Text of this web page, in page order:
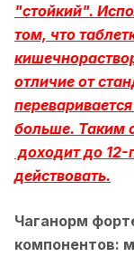
"стойкий".
том, что
отличие от
больше. Таким
доходит до 12-
действовать.
Чаганорм
компонентов: